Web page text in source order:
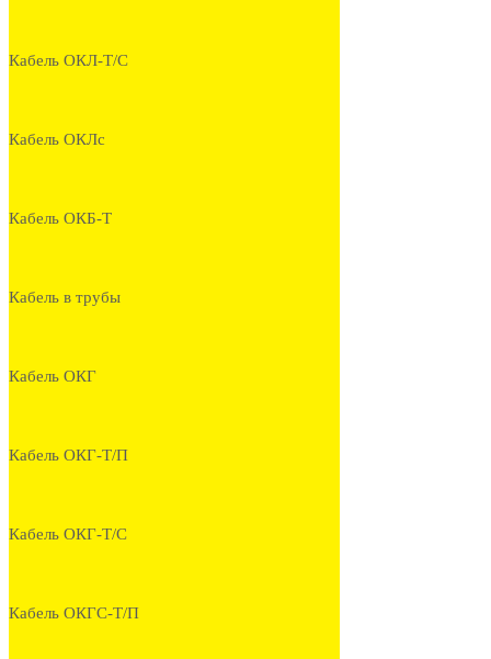
Кабель ОКЛ-Т/С
Кабель ОКЛс
Кабель ОКБ-Т
Кабель в трубы
Кабель ОКГ
Кабель ОКГ-Т/П
Кабель ОКГ-Т/С
Кабель ОКГС-Т/П